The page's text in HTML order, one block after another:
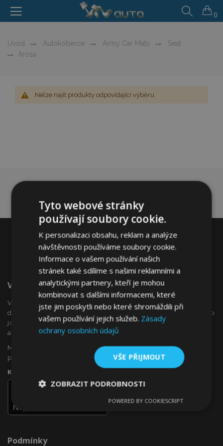
0
Úvod Autokoberce Army Car Mats
Seat
Arosa
Nelze najít produkty odpovídající výběru.
Vítejte Na VTVauto.cz
VTVauto je maloobchodním prodejcem a velkoobchodním
dodavatelem autopříslušenství a autodoplňků v Evropě, jako
jsou např .: ozdobné kryty kol (poklice), okenní deflektory,
autopotahy, autorohože, chromové kryty a rámy, ...
Máte zájem o dropshipping, nebo se chcete stát naším
partnerem?
Kontaktujte nás ještě dnes!
Podmínky
Tyto webové stránky
používají soubory cookie.
K personalizaci obsahu, reklam a analýze
návštěvnosti používáme soubory cookie.
Informace o vašem používání našich
stránek také sdílíme s našimi reklamními a
analytickými partnery, kteří je mohou
kombinovat s dalšími informacemi, které
jste jim poskytli nebo které shromáždili při
vašem používání jejich služeb. Zásady
ochrany osobních údajů
VŠE PŘIJMOUT
ZOBRAZIT PODROBNOSTI
nutné
Výkonové
soubory
Soubory
POWERED BY COOKIESCRIPT